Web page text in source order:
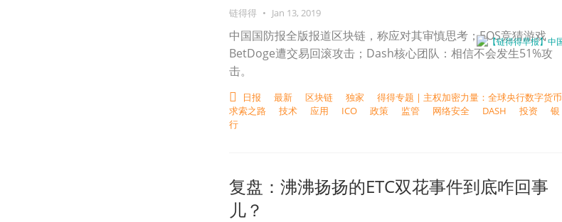
链得得 • Jan 13, 2019
中国国防报全版报道区块链，称应对其审慎思考；EOS竞猜游戏
BetDoge遭交易回滚攻击；Dash核心团队：相信不会发生51%攻
击。
日报 最新 区块链 独家
得得专题 | 主权加密力量：全球央行数字货币
求索之路
技术 应用 ICO 政策 监管 网络安全 DASH 投资
银
行
复盘：沸沸扬扬的ETC双花事件到底咋回事
儿？